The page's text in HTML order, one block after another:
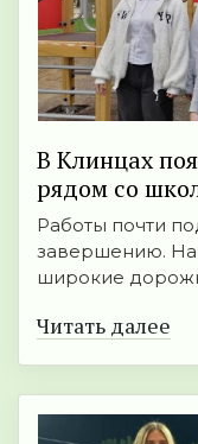
В Клинцах
рядом со
Работы почти
завершению.
широкие
Читать далее